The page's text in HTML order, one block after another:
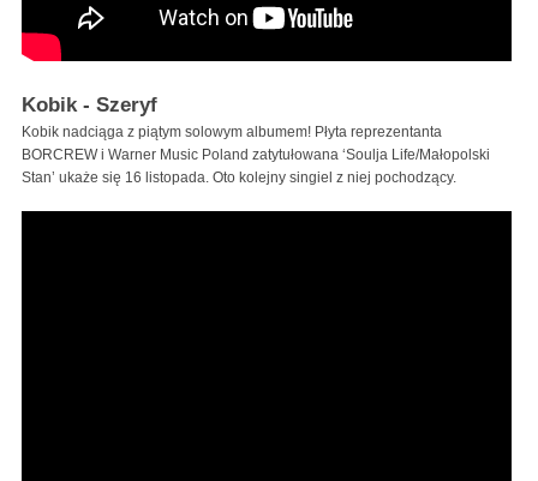
Kobik - Szeryf
Kobik nadciąga z piątym solowym albumem! Płyta reprezentanta
BORCREW i Warner Music Poland zatytułowana ‘Soulja Life/Małopolski
Stan’ ukaże się 16 listopada. Oto kolejny singiel z niej pochodzący.